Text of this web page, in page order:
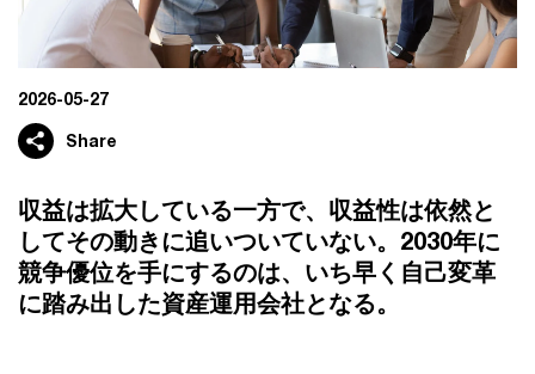
2026-05-27
Share
収益は拡大している一方で、収益性は依然と
してその動きに追いついていない。2030年に
競争優位を手にするのは、いち早く自己変革
に踏み出した資産運用会社となる。